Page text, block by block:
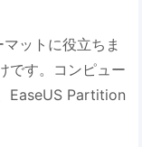
ットに役立ちま
です。コンピュー
EaseUS Partition